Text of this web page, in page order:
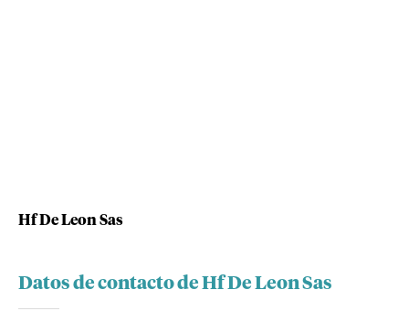
Hf De Leon Sas
Datos de contacto de Hf De Leon Sas